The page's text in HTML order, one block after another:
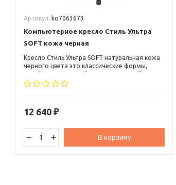
Артикул: ko7063673
Компьютерное кресло Стиль Ультра
SOFT кожа черная
Кресло Стиль Ультра SOFT натуральная кожа
черного цвета это классические формы,
яркий, оригинальный и запоминающийся
дизайн, высокая спинка с небольшим
12 640 ₽
В корзину